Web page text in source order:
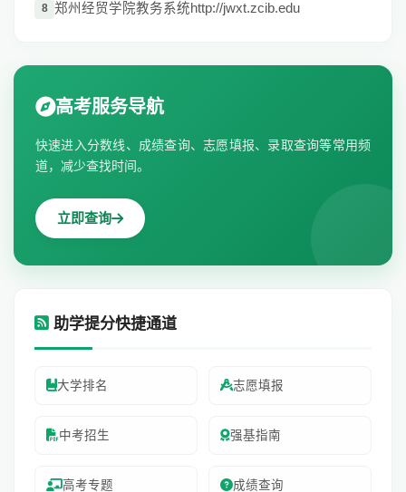
8 郑州经贸学院教务系统http://jwxt.zcib.edu
高考服务导航
快速进入分数线、成绩查询、志愿填报、录取查询等常用频
道，减少查找时间。
立即查询
助学提分快捷通道
大学排名 志愿填报
中考招生 强基指南
高考专题 成绩查询